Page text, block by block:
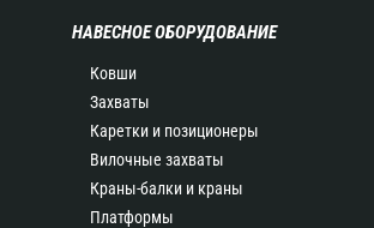
НАВЕСНОЕ ОБОРУДОВАНИЕ
Ковши
Захваты
Каретки и позиционеры
Вилочные захваты
Краны-балки и краны
Платформы